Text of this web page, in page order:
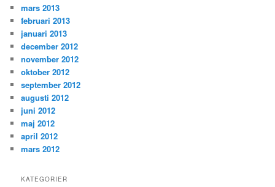
mars 2013
februari 2013
januari 2013
december 2012
november 2012
oktober 2012
september 2012
augusti 2012
juni 2012
maj 2012
april 2012
mars 2012
KATEGORIER